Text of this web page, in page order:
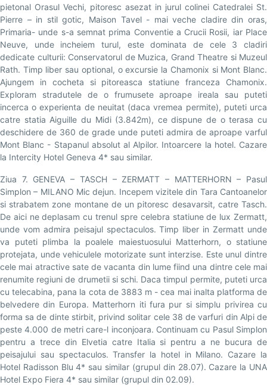
pietonal Orasul Vechi, pitoresc asezat in jurul colinei Catedralei St.
Pierre – in stil gotic, Maison Tavel - mai veche cladire din oras,
Primaria- unde s-a semnat prima Conventie a Crucii Rosii, iar Place
Neuve, unde incheiem turul, este dominata de cele 3 cladiri
dedicate culturii: Conservatorul de Muzica, Grand Theatre si Muzeul
Rath. Timp liber sau optional, o excursie la Chamonix si Mont Blanc.
Ajungem in cocheta si pitoreasca statiune franceza Chamonix.
Exploram stradutele de o frumusete aproape ireala sau puteti
incerca o experienta de neuitat (daca vremea permite), puteti urca
catre statia Aiguille du Midi (3.842m), ce dispune de o terasa cu
deschidere de 360 de grade unde puteti admira de aproape varful
Mont Blanc - Stapanul absolut al Alpilor. Intoarcere la hotel. Cazare
la Intercity Hotel Geneva 4* sau similar.
Ziua 7. GENEVA – TASCH – ZERMATT – MATTERHORN – Pasul
Simplon – MILANO Mic dejun. Incepem vizitele din Tara Cantoanelor
si strabatem zone montane de un pitoresc desavarsit, catre Tasch.
De aici ne deplasam cu trenul spre celebra statiune de lux Zermatt,
unde vom admira peisajul spectaculos. Timp liber in Zermatt unde
va puteti plimba la poalele maiestuosului Matterhorn, o statiune
protejata, unde vehiculele motorizate sunt interzise. Este unul dintre
cele mai atractive sate de vacanta din lume fiind una dintre cele mai
renumite regiuni de drumetii si schi. Daca timpul permite, puteti urca
cu telecabina, pana la cota de 3883 m - cea mai inalta platforma de
belvedere din Europa. Matterhorn iti fura pur si simplu privirea cu
forma sa de dinte stirbit, privind solitar cele 38 de varfuri din Alpi de
peste 4.000 de metri care-l inconjoara. Continuam cu Pasul Simplon
pentru a trece din Elvetia catre Italia si pentru a ne bucura de
peisajului sau spectaculos. Transfer la hotel in Milano. Cazare la
Hotel Radisson Blu 4* sau similar (grupul din 28.07). Cazare la UNA
Hotel Expo Fiera 4* sau similar (grupul din 02.09).